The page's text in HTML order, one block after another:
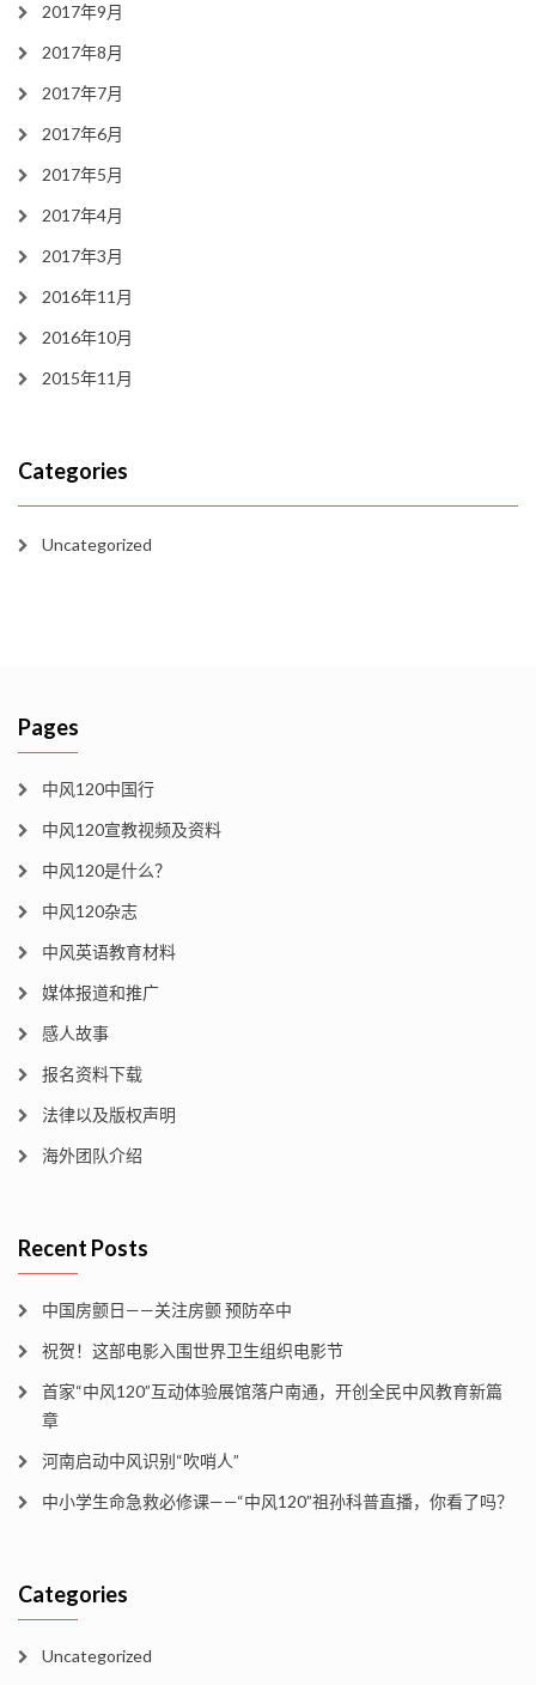
2017年9月
2017年8月
2017年7月
2017年6月
2017年5月
2017年4月
2017年3月
2016年11月
2016年10月
2015年11月
Categories
Uncategorized
Pages
中风120中国行
中风120宣教视频及资料
中风120是什么？
中风120杂志
中风英语教育材料
媒体报道和推广
感人故事
报名资料下载
法律以及版权声明
海外团队介绍
Recent Posts
中国房颤日——关注房颤 预防卒中
祝贺！这部电影入围世界卫生组织电影节
首家“中风120”互动体验展馆落户南通，开创全民中风教育新篇
章
河南启动中风识别“吹哨人”
中小学生命急救必修课——“中风120”祖孙科普直播，你看了吗？
Categories
Uncategorized